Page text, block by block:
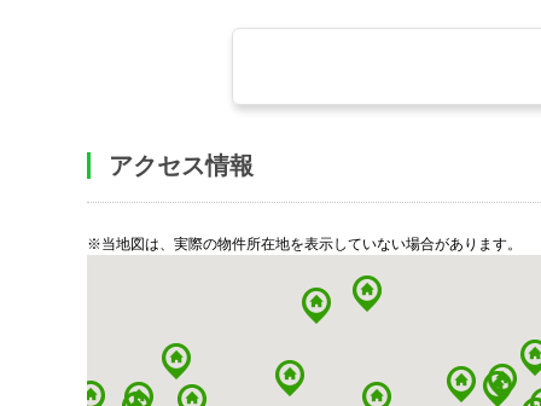
アクセス情報
※当地図は、実際の物件所在地を表示していない場合があります。